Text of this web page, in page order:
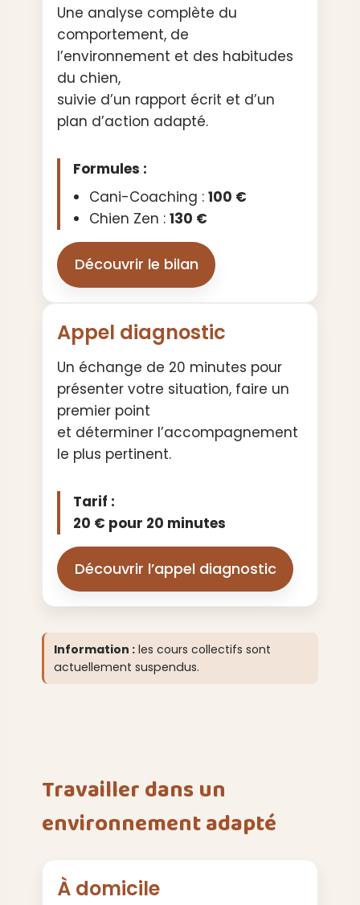
Une analyse complète du
comportement, de
l’environnement et des habitudes
du chien,
suivie d’un rapport écrit et d’un
plan d’action adapté.
Formules :
Cani-Coaching : 100 €
Chien Zen : 130 €
Découvrir le bilan
Appel diagnostic
Un échange de 20 minutes pour
présenter votre situation, faire un
premier point
et déterminer l’accompagnement
le plus pertinent.
Tarif :
20 € pour 20 minutes
Découvrir l’appel diagnostic
Information : les cours collectifs sont
actuellement suspendus.
Travailler dans un
environnement adapté
À domicile